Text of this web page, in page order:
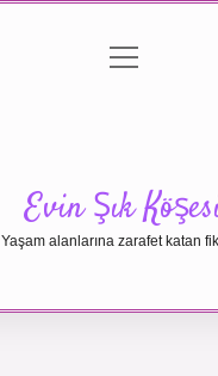
Gizlilik Politikası
menüyü
Evin Şık
Yaşam alanlarına zarafet katan